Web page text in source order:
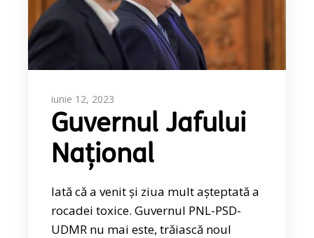
iunie 12, 2023
Guvernul Jafului
Național
Iată că a venit și ziua mult așteptată a
rocadei toxice. Guvernul PNL-PSD-
UDMR nu mai este, trăiască noul